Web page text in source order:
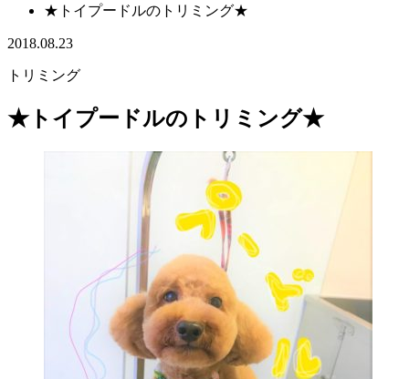
★トイプードルのトリミング★
2018.08.23
トリミング
★トイプードルのトリミング★